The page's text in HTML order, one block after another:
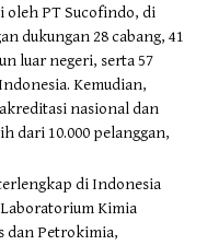
oleh PT Sucofindo, di
dukungan 28 cabang, 41
luar negeri, serta 57
Kemudian,
nasional dan
dari 10.000 pelanggan,
di Indonesia
Kimia
dan Petrokimia,